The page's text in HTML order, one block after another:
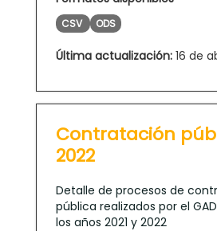
CSV ODS
Última actualización: 16 de
Contratación
2022
Detalle de procesos de
pública realizados por el
los años 2021 y 2022